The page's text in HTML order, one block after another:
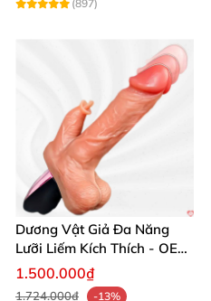
(897)
Dương Vật Giả Đa Năng
Lưỡi Liếm Kích Thích - OEM
Cao Cấp
1.500.000₫
1.724.000₫
-13%